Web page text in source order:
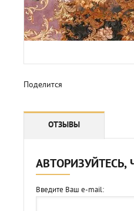
Поделится
ОТЗЫВЫ
Введите Ваш e-mail: